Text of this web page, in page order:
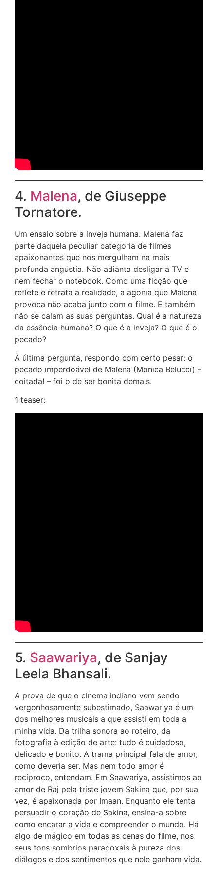
4. Malena, de Giuseppe
Tornatore.
Um ensaio sobre a inveja humana. Malena faz
parte daquela peculiar categoria de filmes
apaixonantes que nos mergulham na mais
profunda angústia. Não adianta desligar a TV e
nem fechar o notebook. Como uma ficção que
reflete e refrata a realidade, a agonia que Malena
provoca não acaba junto com o filme. E também
não se calam as suas perguntas. Qual é a natureza
da essência humana? O que é a inveja? O que é o
pecado?
À última pergunta, respondo com certo pesar: o
pecado imperdoável de Malena (Monica Belucci) –
coitada! – foi o de ser bonita demais.
1 teaser:
5. Saawariya, de Sanjay
Leela Bhansali.
A prova de que o cinema indiano vem sendo
vergonhosamente subestimado, Saawariya é um
dos melhores musicais a que assisti em toda a
minha vida. Da trilha sonora ao roteiro, da
fotografia à edição de arte: tudo é cuidadoso,
delicado e bonito. A trama principal fala de amor,
como deveria ser. Mas nem todo amor é
recíproco, entendam. Em Saawariya, assistimos ao
amor de Raj pela triste jovem Sakina que, por sua
vez, é apaixonada por Imaan. Enquanto ele tenta
persuadir o coração de Sakina, ensina-a sobre
como encarar a vida e compreender o mundo. Há
algo de mágico em todas as cenas do filme, nos
seus tons sombrios paradoxais à pureza dos
diálogos e dos sentimentos que nele ganham vida.